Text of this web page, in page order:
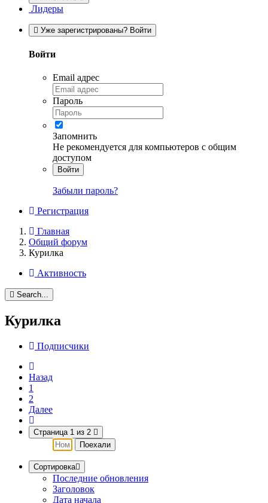
Лидеры
Уже зарегистрированы? Войти
Войти
Email адрес
Пароль
Запомнить
Не рекомендуется для компьютеров с общим
доступом
Войти
Забыли пароль?
Регистрация
Главная
Общий форум
Курилка
Активность
Search...
Курилка
Подписчики
Назад
1
2
Далее
Страница 1 из 2
Сортировка
Последние обновления
Заголовок
Дата начала